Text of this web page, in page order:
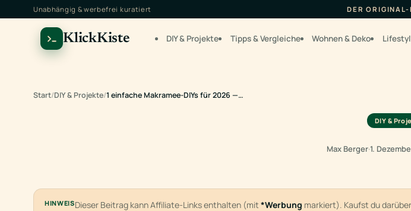
Unabhängig & werbefrei kuratiert DER ORIGINAL-
KlickKiste DIY & Projekte Tipps & Vergleiche Wohnen & Deko
Start/DIY & Projekte/1 einfache Makramee-DIYs für 2026 —…
DIY &
Max Berger·1.
HINWEISDieser Beitrag kann Affiliate-Links enthalten (mit *Werbung markiert). Kaufst du